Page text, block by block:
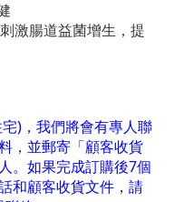
激腸道益菌增生，提
)，我們將會有專人聯
，並郵寄「顧客收貨
。如果完成訂購後7個
和顧客收貨文件，請